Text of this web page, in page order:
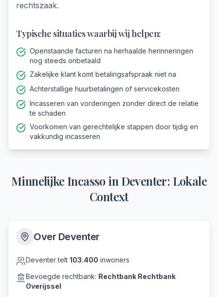
rechtszaak.
Typische situaties waarbij wij helpen:
Openstaande facturen na herhaalde herinneringen
nog steeds onbetaald
Zakelijke klant komt betalingsafspraak niet na
Achterstallige huurbetalingen of servicekosten
Incasseren van vorderingen zonder direct de relatie
te schaden
Voorkomen van gerechtelijke stappen door tijdig en
vakkundig incasseren
Minnelijke Incassoin Deventer: Lokale
Context
Over Deventer
Deventertelt 103.400 inwoners
Bevoegde rechtbank: Rechtbank Rechtbank
Overijssel